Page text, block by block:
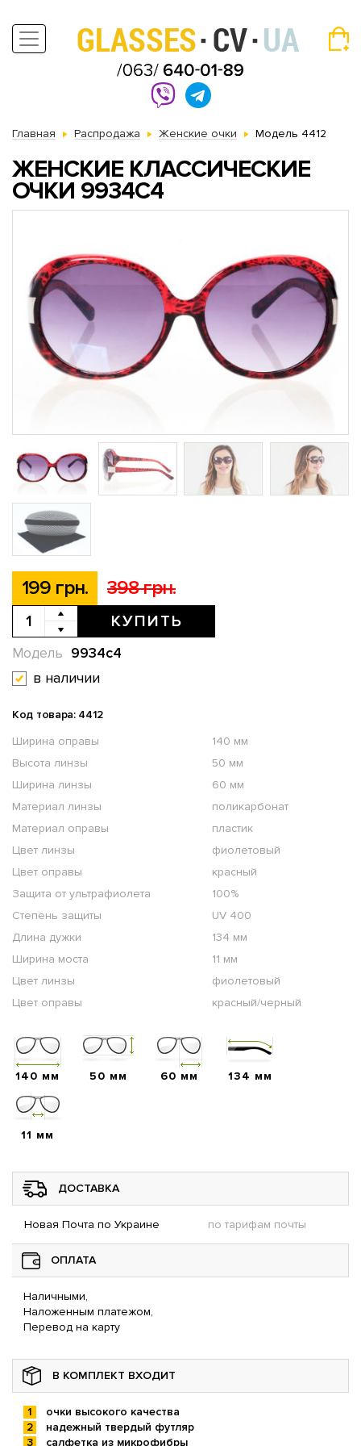
Главная Распродажа Женские очки Модель 4412
ЖЕНСКИЕ КЛАССИЧЕСКИЕ
ОЧКИ 9934C4
199 грн. 398 грн.
КУПИТЬ
9934c4
Модель
в наличии
Код товара: 4412
Ширина оправы
140 мм
Высота линзы
50 мм
Ширина линзы
60 мм
Материал линзы
поликарбонат
Материал оправы
пластик
Цвет линзы
фиолетовый
Цвет оправы
красный
Защита от ультрафиолета
100%
Степень защиты
UV 400
Длина дужки
134 мм
Ширина моста
11 мм
Цвет линзы
фиолетовый
Цвет оправы
красный/черный
140 мм 50 мм 60 мм 134 мм
11 мм
ДОСТАВКА
Новая Почта по Украине по тарифам почты
ОПЛАТА
Наличными,
Наложенным платежом,
Перевод на карту
В КОМПЛЕКТ ВХОДИТ
очки высокого качества
надежный твердый футляр
салфетка из микрофибры